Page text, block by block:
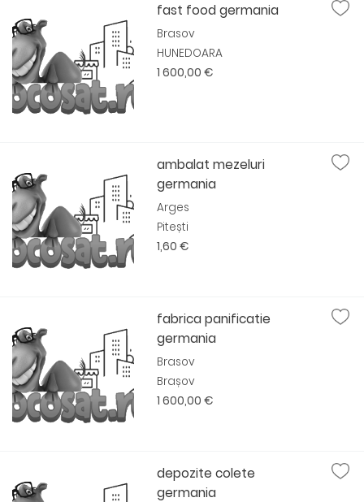
fast food germania
Brasov
HUNEDOARA
1 600,00 €
ambalat mezeluri
germania
Arges
Pitești
1,60 €
fabrica panificatie
germania
Brasov
Brașov
1 600,00 €
depozite colete
germania